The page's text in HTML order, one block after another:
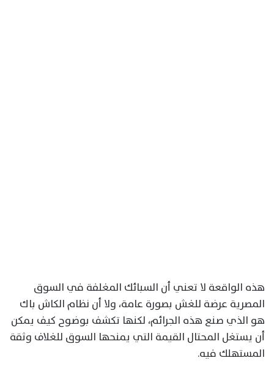
هذه الواقعة لا تعني أن السبائك المغلفة في السوق
المصرية عرضة للغش بصورة عامة، ولا أن نظام الكاش باك
هو الذي صنع هذه الجرائم، لكنها تكشف بوضوح كيف يمكن
أن يستغل المحتال القيمة التي يمنحها السوق للغلاف وثقة
المستهلك فيه.